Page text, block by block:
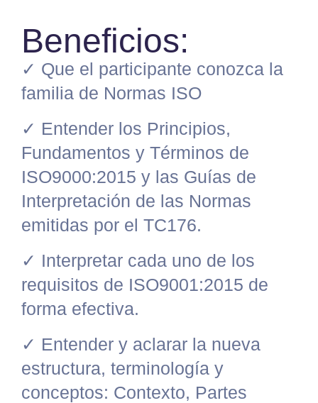
Beneficios:
✓ Que el participante conozca la
familia de Normas ISO
✓ Entender los Principios,
Fundamentos y Términos de
ISO9000:2015 y las Guías de
Interpretación de las Normas
emitidas por el TC176.
✓ Interpretar cada uno de los
requisitos de ISO9001:2015 de
forma efectiva.
✓ Entender y aclarar la nueva
estructura, terminología y
conceptos: Contexto, Partes